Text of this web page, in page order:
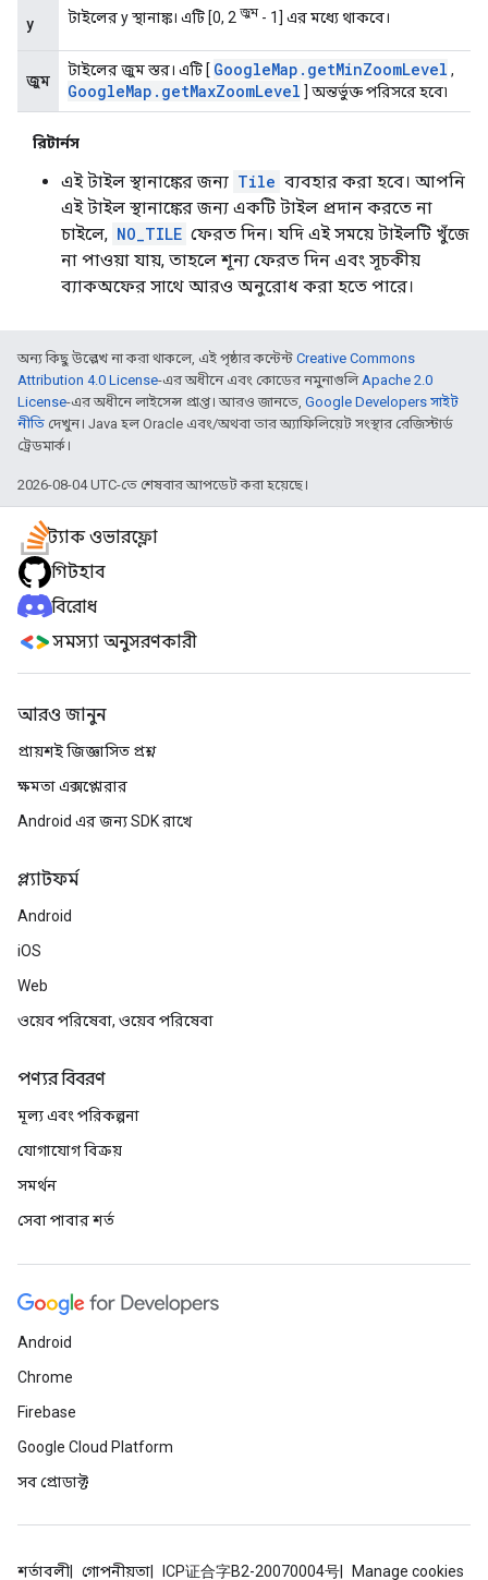
y টাইলের y স্থানাঙ্ক। এটি [0, 2 জুম - 1] এর মধ্যে থাকবে।
জুম
টাইলের জুম স্তর। এটি [ GoogleMap . getMinZoomLevel ,
GoogleMap . getMaxZoomLevel ] অন্তর্ভুক্ত পরিসরে হবে৷
রিটার্নস
এই টাইল স্থানাঙ্কের জন্য Tile ব্যবহার করা হবে। আপনি
এই টাইল স্থানাঙ্কের জন্য একটি টাইল প্রদান করতে না
চাইলে, NO_TILE ফেরত দিন। যদি এই সময়ে টাইলটি খুঁজে
না পাওয়া যায়, তাহলে শূন্য ফেরত দিন এবং সূচকীয়
ব্যাকঅফের সাথে আরও অনুরোধ করা হতে পারে।
অন্য কিছু উল্লেখ না করা থাকলে, এই পৃষ্ঠার কন্টেন্ট Creative Commons
Attribution 4.0 License-এর অধীনে এবং কোডের নমুনাগুলিApache 2.0
License-এর অধীনে লাইসেন্স প্রাপ্ত। আরও জানতে, Google Developers সাইট
নীতি দেখুন। Java হল Oracle এবং/অথবা তার অ্যাফিলিয়েট সংস্থার রেজিস্টার্ড
ট্রেডমার্ক।
2026-08-04 UTC-তে শেষবার আপডেট করা হয়েছে।
স্ট্যাক ওভারফ্লো
গিটহাব
বিরোধ
সমস্যা অনুসরণকারী
আরও জানুন
প্রায়শই জিজ্ঞাসিত প্রশ্ন
ক্ষমতা এক্সপ্লোরার
Android এর জন্য SDK রাখে
প্ল্যাটফর্ম
Android
iOS
Web
ওয়েব পরিষেবা, ওয়েব পরিষেবা
পণ্যর বিবরণ
মূল্য এবং পরিকল্পনা
যোগাযোগ বিক্রয়
সমর্থন
সেবা পাবার শর্ত
Android
Chrome
Firebase
Google Cloud Platform
সব প্রোডাক্ট
শর্তাবলী গোপনীয়তা ICP证合字B2-20070004号 Manage cookies